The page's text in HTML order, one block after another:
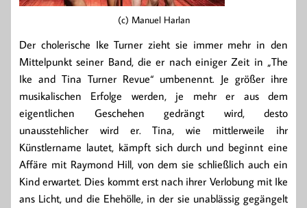
(c) Manuel Harlan
Der cholerische Ike Turner zieht sie immer mehr in den
Mittelpunkt seiner Band, die er nach einiger Zeit in „The
Ike and Tina Turner Revue“ umbenennt. Je größer ihre
musikalischen Erfolge werden, je mehr er aus dem
eigentlichen Geschehen gedrängt wird, desto
unausstehlicher wird er. Tina, wie mittlerweile ihr
Künstlername lautet, kämpft sich durch und beginnt eine
Affäre mit Raymond Hill, von dem sie schließlich auch ein
Kind erwartet. Dies kommt erst nach ihrer Verlobung mit Ike
ans Licht, und die Ehehölle, in der sie unablässig gegängelt